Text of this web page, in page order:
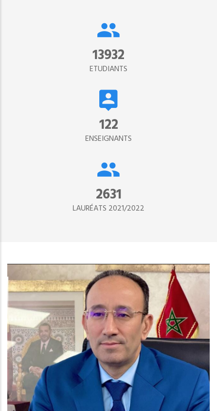
15302
ETUDIANTS
134
ENSEIGNANTS
2890
LAURÉATS 2021/2022